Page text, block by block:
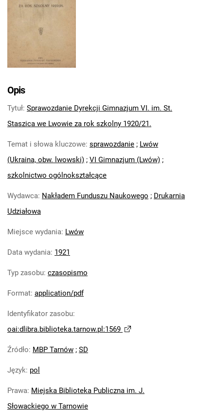
Opis
Tytuł: Sprawozdanie Dyrekcji Gimnazjum VI. im. St.
Staszica we Lwowie za rok szkolny 1920/21.
Temat i słowa kluczowe: sprawozdanie ; Lwów
(Ukraina, obw. lwowski) ; VI Gimnazjum (Lwów) ;
szkolnictwo ogólnokształcące
Wydawca: Nakładem Funduszu Naukowego ; Drukarnia
Udziałowa
Miejsce wydania: Lwów
Data wydania: 1921
Typ zasobu: czasopismo
Format: application/pdf
Identyfikator zasobu:
oai:dlibra.biblioteka.tarnow.pl:1569
Źródło: MBP Tarnów ; SD
Język: pol
Prawa: Miejska Biblioteka Publiczna im. J.
Słowackiego w Tarnowie